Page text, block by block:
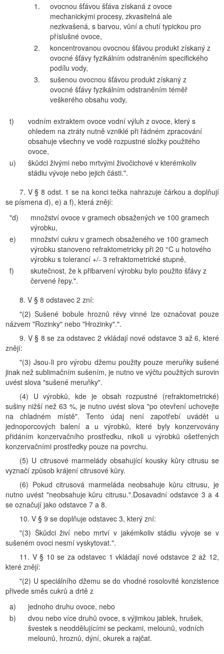
1.
ovocnou šťávou šťáva získaná z ovoce
mechanickými procesy, zkvasitelná ale
nezkvašená, s barvou, vůní a chutí typickou pro
příslušné ovoce,
2.
koncentrovanou ovocnou šťávou produkt získaný z
ovocné šťávy fyzikálním odstraněním specifického
podílu vody,
3.
sušenou ovocnou šťávou produkt získaný z
ovocné šťávy fyzikálním odstraněním téměř
veškerého obsahu vody,
t)
vodním extraktem ovoce vodní výluh z ovoce, který s
ohledem na ztráty nutně vzniklé při řádném zpracování
obsahuje všechny ve vodě rozpustné složky použitého
ovoce,
u)
škůdci živými nebo mrtvými živočichové v kterémkoliv
stádiu vývoje nebo jejich části.".
7. V § 8 odst. 1 se na konci tečka nahrazuje čárkou a doplňují
se písmena d), e) a f), která znějí:
"d)
množství ovoce v gramech obsažených ve 100 gramech
výrobku,
e)
množství cukru v gramech obsaženého ve 100 gramech
výrobku stanoveno refraktometricky při 20 °C u hotového
výrobku s tolerancí +/- 3 refraktometrické stupně,
f)
skutečnost, že k přibarvení výrobku bylo použito šťávy z
červené řepy.".
8. V § 8 odstavec 2 zní:
"(2) Sušené bobule hroznů révy vinné lze označovat pouze
názvem "Rozinky" nebo "Hrozinky".".
9. V § 8 se za odstavec 2 vkládají nové odstavce 3 až 6, které
znějí:
"(3) Jsou-li pro výrobu džemu použity pouze meruňky sušené
jinak než sublimačním sušením, je nutno ve výčtu použitých surovin
uvést slova "sušené meruňky".
(4) U výrobků, kde je obsah rozpustné (refraktometrické)
sušiny nižší než 63 %, je nutno uvést slova "po otevření uchovejte
na chladném místě". Tento údaj není zapotřebí uvádět u
jednoporcových balení a u výrobků, které byly konzervovány
přidáním konzervačního prostředku, nikoli u výrobků ošetřených
konzervačními prostředky pouze na povrchu.
(5) U citrusové marmelády obsahující kousky kůry citrusu se
vyznačí způsob krájení citrusové kůry.
(6) Pokud citrusová marmeláda neobsahuje kůru citrusu, je
nutno uvést "neobsahuje kůru citrusu.".Dosavadní odstavce 3 a 4
se označují jako odstavce 7 a 8.
10. V § 9 se doplňuje odstavec 3, který zní:
"(3) Škůdci živí nebo mrtví v jakémkoliv stádiu vývoje se v
sušeném ovoci nesmí vyskytovat.".
11. V § 10 se za odstavec 1 vkládají nové odstavce 2 až 12,
které znějí:
"(2) U speciálního džemu se do vhodné rosolovité konzistence
přivede směs cukrů a drtě z
a)
jednoho druhu ovoce, nebo
b)
dvou nebo více druhů ovoce, s výjimkou jablek, hrušek,
švestek s neoddělujícími se peckami, melounů, vodních
melounů, hroznů, dýní, okurek a rajčat.